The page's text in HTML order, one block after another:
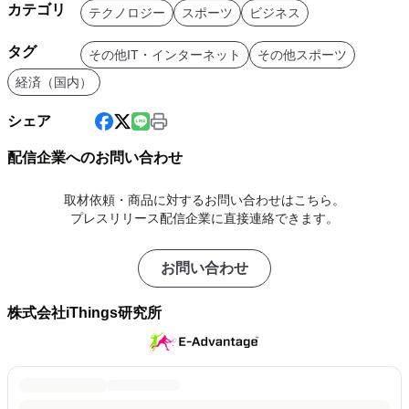
カテゴリ テクノロジー スポーツ ビジネス
タグ その他IT・インターネット
その他スポーツ
経済（国内）
シェア
配信企業へのお問い合わせ
取材依頼・商品に対するお問い合わせはこちら。
プレスリリース配信企業に直接連絡できます。
お問い合わせ
株式会社iThings研究所